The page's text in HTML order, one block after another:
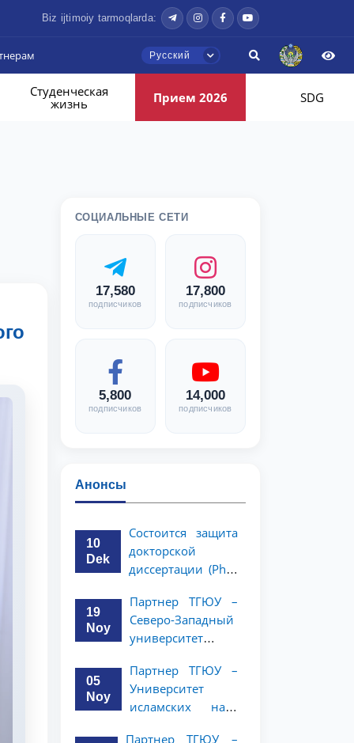
Biz ijtimoiy tarmoqlarda:
Русский
Студенческая
жизнь
Прием 2026 SDG
СОЦИАЛЬНЫЕ СЕТИ
17,580
подписчиков
17,800
подписчиков
5,800
подписчиков
14,000
подписчиков
Анонсы
10
Dek
Состоится защита
докторской
диссертации (PhD)
19
Noy
Партнер ТГЮУ –
Северо-Западный
университет
права Китайской
Народной
Республики
05
Noy
Партнер ТГЮУ –
Университет
исламских наук
Партнер ТГЮУ –